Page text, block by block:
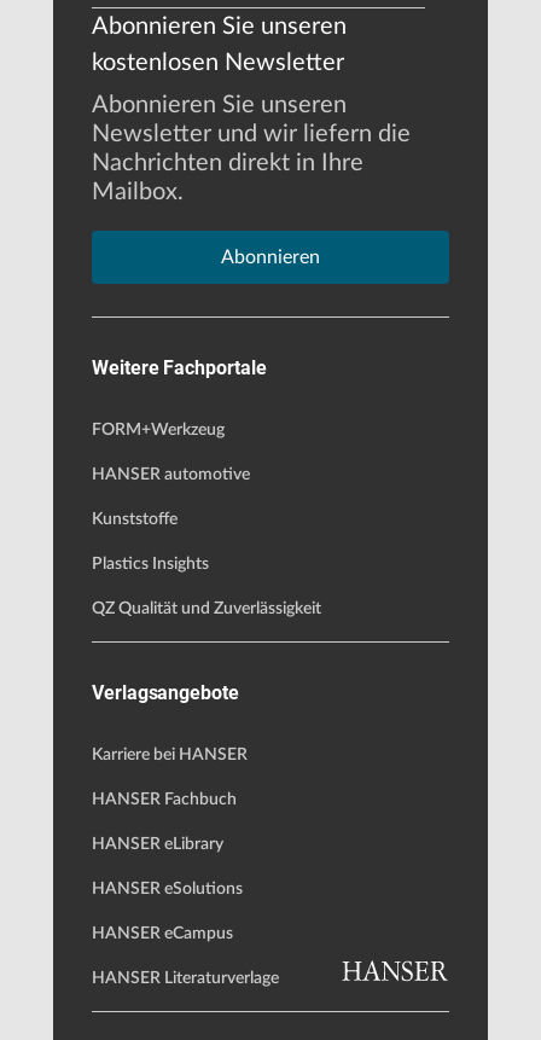
Abonnieren Sie unseren
kostenlosen Newsletter
Abonnieren Sie unseren
Newsletter und wir liefern die
Nachrichten direkt in Ihre
Mailbox.
Abonnieren
Weitere Fachportale
FORM+Werkzeug
HANSER automotive
Kunststoffe
Plastics Insights
QZ Qualität und Zuverlässigkeit
Verlagsangebote
Karriere bei HANSER
HANSER Fachbuch
HANSER eLibrary
HANSER eSolutions
HANSER eCampus
HANSER Literaturverlage